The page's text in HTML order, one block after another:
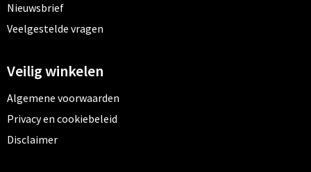
Nieuwsbrief
Veelgestelde vragen
Veilig winkelen
Algemene voorwaarden
Privacy en cookiebeleid
Disclaimer